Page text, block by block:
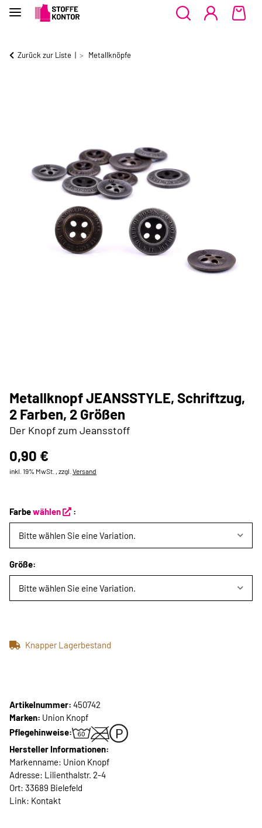
Zurück zur Liste Metallknöpfe
Metallknopf JEANSSTYLE, Schriftzug,
2 Farben, 2 Größen
Der Knopf zum Jeansstoff
0,90 €
inkl. 19% MwSt. , zzgl. Versand
Farbewählen :
Bitte wählen Sie eine Variation.
Größe:
Bitte wählen Sie eine Variation.
Knapper Lagerbestand
Artikelnummer: 450742
Marken: Union Knopf
Pflegehinweise:
Hersteller Informationen:
Markenname: Union Knopf
Adresse: Lilienthalstr. 2-4
Ort: 33689 Bielefeld
Link: Kontakt